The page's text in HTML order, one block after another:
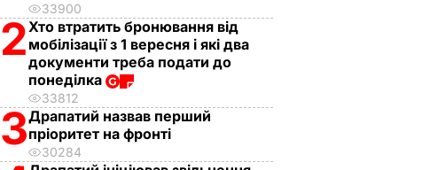
33900
2Хто втратить бронювання від
мобілізації з 1 вересня і які два
документи треба подати до
понеділка
33812
3Драпатий назвав перший
пріоритет на фронті
30284